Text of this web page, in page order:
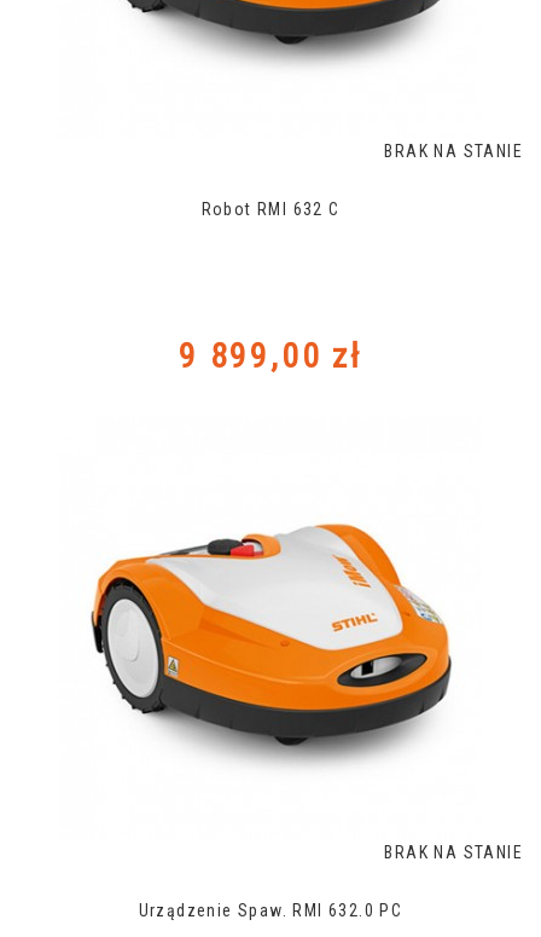
BRAK NA STANIE
Robot RMI 632 C
Cena
9 899,00 zł
BRAK NA STANIE
Urządzenie Spaw. RMI 632.0 PC